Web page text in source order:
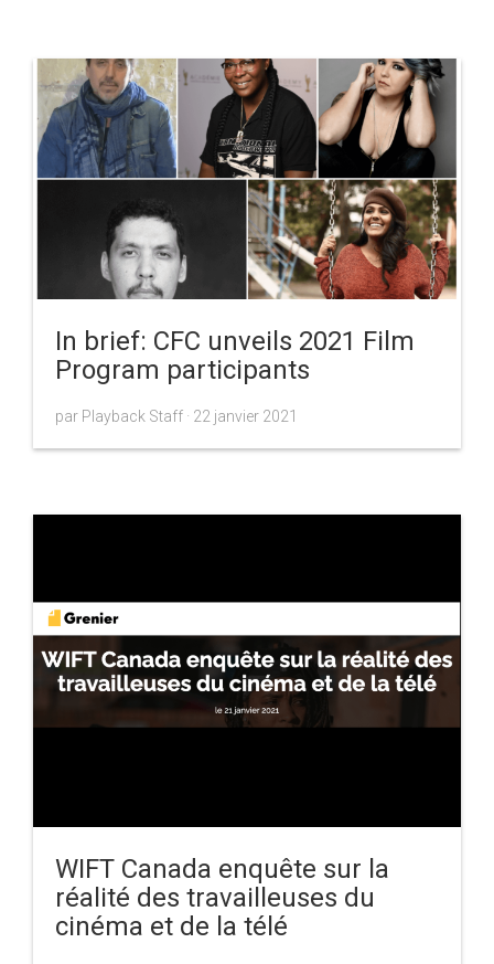
In brief: CFC unveils 2021 Film
Program participants
par Playback Staff · 22 janvier 2021
WIFT Canada enquête sur la
réalité des travailleuses du
cinéma et de la télé